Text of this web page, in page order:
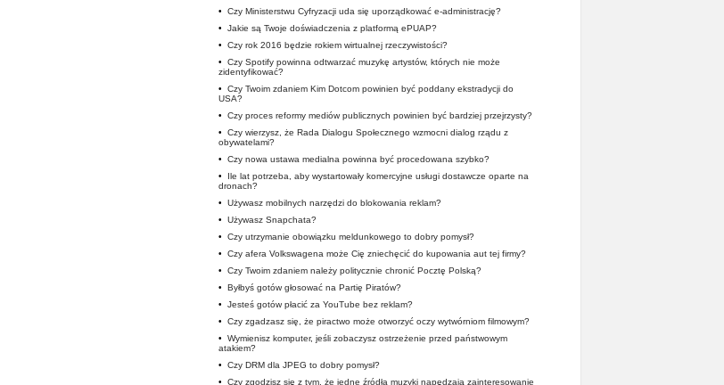
• Czy Ministerstwu Cyfryzacji uda się uporządkować e-administrację?
• Jakie są Twoje doświadczenia z platformą ePUAP?
• Czy rok 2016 będzie rokiem wirtualnej rzeczywistości?
• Czy Spotify powinna odtwarzać muzykę artystów, których nie może
zidentyfikować?
• Czy Twoim zdaniem Kim Dotcom powinien być poddany ekstradycji do
USA?
• Czy proces reformy mediów publicznych powinien być bardziej przejrzysty?
• Czy wierzysz, że Rada Dialogu Społecznego wzmocni dialog rządu z
obywatelami?
• Czy nowa ustawa medialna powinna być procedowana szybko?
•
Ile lat potrzeba, aby wystartowały komercyjne usługi dostawcze oparte na
dronach?
• Używasz mobilnych narzędzi do blokowania reklam?
• Używasz Snapchata?
• Czy utrzymanie obowiązku meldunkowego to dobry pomysł?
• Czy afera Volkswagena może Cię zniechęcić do kupowania aut tej firmy?
• Czy Twoim zdaniem należy politycznie chronić Pocztę Polską?
• Byłbyś gotów głosować na Partię Piratów?
• Jesteś gotów płacić za YouTube bez reklam?
• Czy zgadzasz się, że piractwo może otworzyć oczy wytwórniom filmowym?
• Wymienisz komputer, jeśli zobaczysz ostrzeżenie przed państwowym
atakiem?
• Czy DRM dla JPEG to dobry pomysł?
• Czy zgodzisz się z tym, że jedne źródła muzyki napędzają zainteresowanie